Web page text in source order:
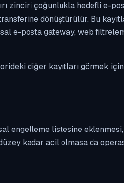
zinciri çoğunlukla hedefli e-
dönüştürülür. Bu
e-posta gateway, web
diğer kayıtları görmek için
listesine
kadar acil olmasa da